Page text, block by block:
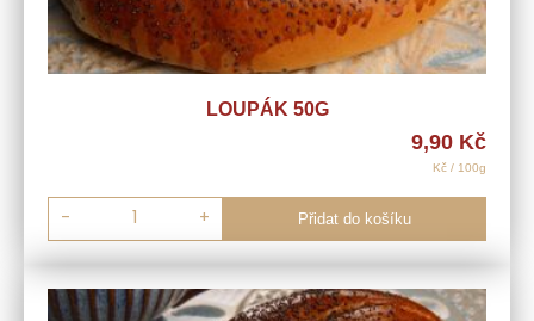
LOUPÁK 50G
9,90 Kč
Kč / 100g
- + Přidat do košíku